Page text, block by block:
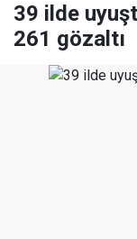
39 ilde
261 gözaltı